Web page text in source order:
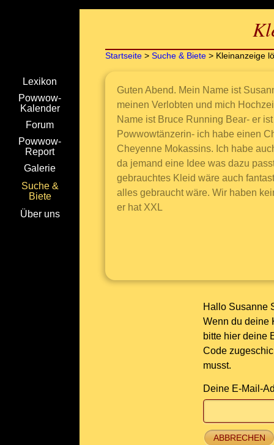
Lexikon
Powwow-
Kalender
Forum
Powwow-
Report
Galerie
Suche &
Biete
Über uns
Startseite> Suche & Biete> Kleinanzeige
Guten Abend. Mein Name ist
meinen Verlobten und mich
Name ist Bruce Running Bear- er
Powwowtänzerin- ich habe einen
Cheyenne Mokassins. Ich habe
da jemand eine Idee was dazu
gebrauchtes Kleid wäre auch
alles gebraucht wäre. Wir haben
er hat XXL
Hallo Susanne
Wenn du deine
bitte hier deine
Code
musst.
Deine E-Mail-
ABBRECHEN